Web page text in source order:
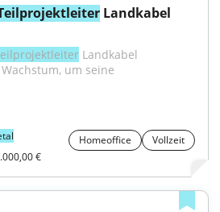
Landkabel
Landkabel
um seine
Homeoffice
Vollzeit
€